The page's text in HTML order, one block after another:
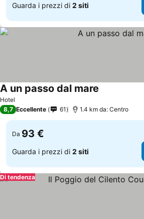
Guarda i prezzi di 2 siti
Hotel
A un passo dal mare
8,7 Eccellente 61 1.4 km da: Centro
Da 93 €
Guarda i prezzi di 2 siti
Di tendenza